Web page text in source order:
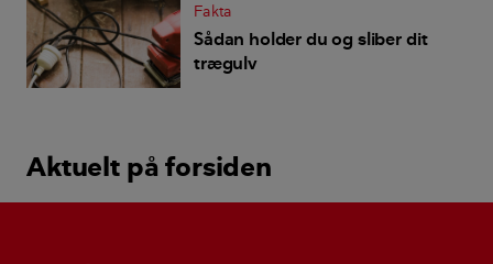
Fakta
Sådan holder du og sliber dit
trægulv
Aktuelt på forsiden